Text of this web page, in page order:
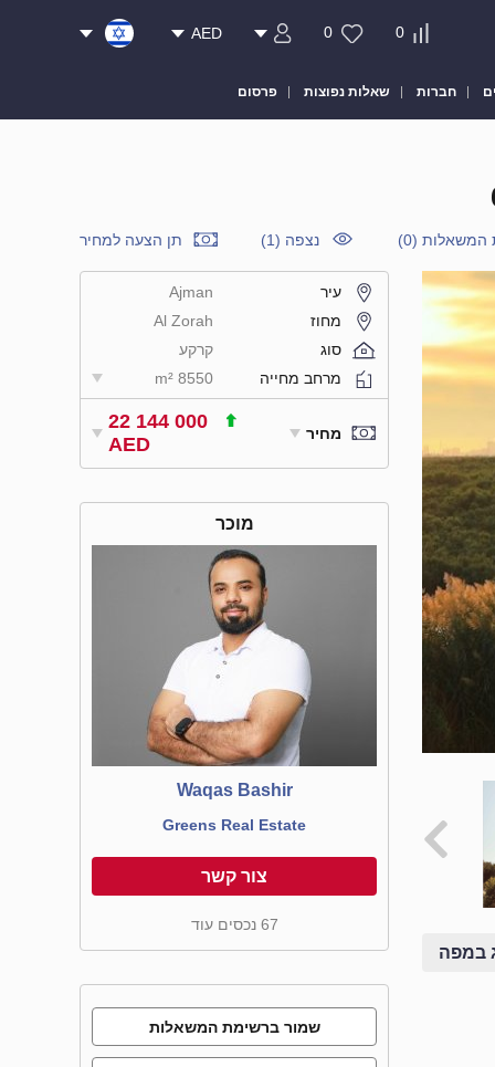
0
0
AED
חברות שאלות נפוצות פרסום
המשאלות (
0
) נצפה (1) תן הצעה למחיר
במפה
עיר
Ajman
מחוז
Al Zorah
סוג
קרקע
מרחב מחייה
8550 m²
מחיר
22 144 000
AED
מוכר
Waqas Bashir
Greens Real Estate
צור קשר
67 נכסים עוד
שמור ברשימת המשאלות